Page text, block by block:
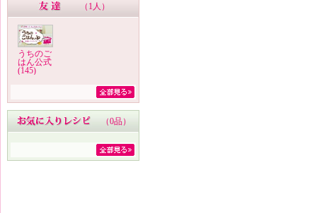
（ 1人 ）
うちのご
はん公式
(145)
（0品）